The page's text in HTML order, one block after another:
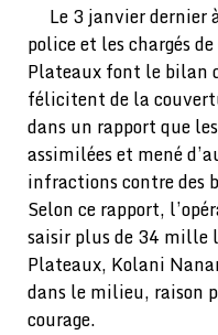
Le 3 janvier dernier
police et les chargés
Plateaux font le bilan
félicitent de la
dans un rapport que
assimilées et mené
infractions contre des
Selon ce rapport,
saisir plus de 34 mille
Plateaux, Kolani
dans le milieu, raison
courage.